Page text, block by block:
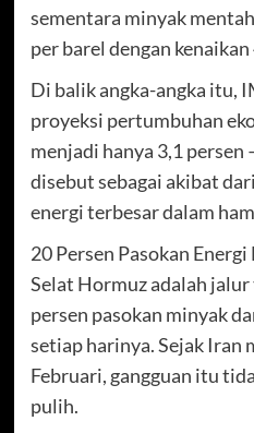
sementara minyak
per barel dengan kenaikan
Di balik angka-angka itu,
proyeksi pertumbuhan
menjadi hanya 3,1
disebut sebagai akibat
energi terbesar dalam
20 Persen Pasokan
Selat Hormuz adalah
persen pasokan minyak
setiap harinya. Sejak Iran
Februari, gangguan itu
pulih.